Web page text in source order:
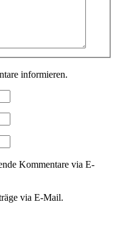
informieren.
Kommentare via E-
via E-Mail.